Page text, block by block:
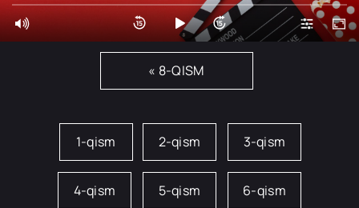
« 8-QISM
1-qism 2-qism 3-qism
4-qism 5-qism 6-qism